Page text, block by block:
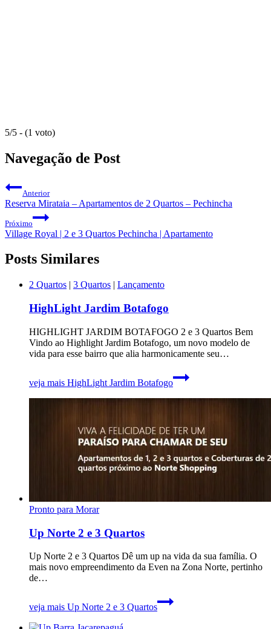
5/5 - (1 voto)
Navegação de Post
Anterior
Reserva Mirataia – Apartamentos de 2 Quartos – Pechincha
Próximo
Village Royal | 2 e 3 Quartos Pechincha | Apartamento
Posts Similares
2 Quartos | 3 Quartos | Lançamento
HighLight Jardim Botafogo
HIGHLIGHT JARDIM BOTAFOGO 2 e 3 Quartos Bem
Vindo ao Highlight Jardim Botafogo, um novo modelo de
vida para esse bairro que alia harmonicamente seu…
veja mais HighLight Jardim Botafogo
Pronto para Morar
Up Norte 2 e 3 Quartos
Up Norte 2 e 3 Quartos Dê um up na vida da sua família. O
mais novo empreendimento da Even na Zona Norte, pertinho
de…
veja mais Up Norte 2 e 3 Quartos